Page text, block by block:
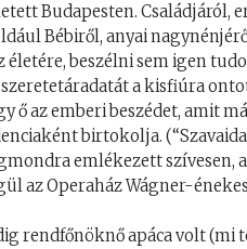
Budapesten. Családjáról,
Bébiről, anyai
beszélni sem igen
a kisfiúra
ő az emberi beszédet, amit
birtokolja.
emlékezett szívesen,
az Operaház Wágner-
rendfőnöknő apáca volt (mi